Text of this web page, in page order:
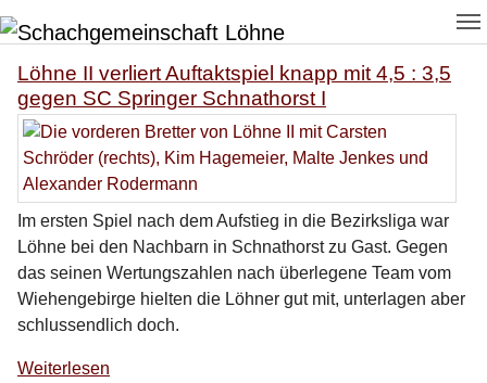
Löhne II verliert Auftaktspiel knapp mit 4,5 : 3,5
gegen SC Springer Schnathorst I
Im ersten Spiel nach dem Aufstieg in die Bezirksliga war
Löhne bei den Nachbarn in Schnathorst zu Gast. Gegen
das seinen Wertungszahlen nach überlegene Team vom
Wiehengebirge hielten die Löhner gut mit, unterlagen aber
schlussendlich doch.
Weiterlesen